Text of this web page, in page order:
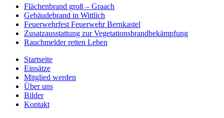
Flächenbrand groß – Graach
Gebäudebrand in Wittlich
Feuerwehrfest Feuerwehr Bernkastel
Zusatzausstattung zur Vegetationsbrandbekämpfung
Rauchmelder retten Leben
Startseite
Einsätze
Mitglied werden
Über uns
Bilder
Kontakt